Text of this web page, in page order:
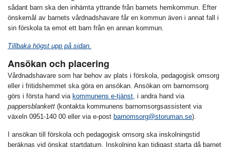
sådant barn ska den inhämta yttrande från barnets hemkommun. Efter
önskemål av barnets vårdnadshavare får en kommun även i annat fall i
sin förskola ta emot ett barn från en annan kommun.
Tillbaka högst upp på sidan.
Ansökan och placering
Vårdnadshavare som har behov av plats i förskola, pedagogisk omsorg
eller i fritidshemmet ska göra en ansökan. Ansökan om barnomsorg
görs i första hand via kommunens e-tjänst, i andra hand via
pappersblankett (kontakta kommunens barnomsorgsassistent via
växeln 0951-140 00 eller via e-post barnomsorg@storuman.se).
I ansökan till förskola och pedagogisk omsorg ska inskolningstid
beräknas vid önskat startdatum. Inskolning kan tidigast starta då barnet